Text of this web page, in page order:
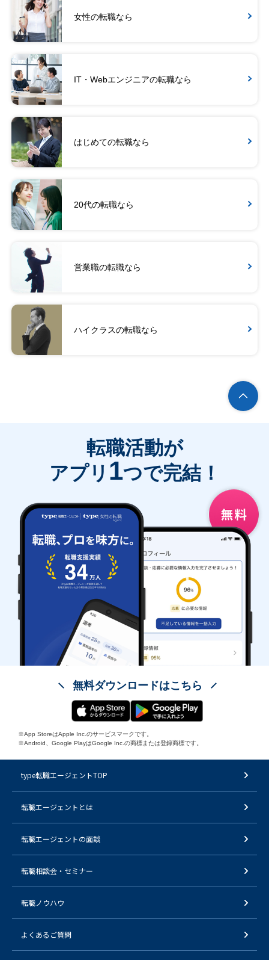
女性の転職なら
IT・Webエンジニアの転職なら
はじめての転職なら
20代の転職なら
営業職の転職なら
ハイクラスの転職なら
転職活動が
アプリ 1つで完結！
無料ダウンロードはこちら
※App StoreはApple Inc.のサービスマークです。
※Android、Google PlayはGoogle Inc.の商標または登録商標です。
type転職エージェントTOP
転職エージェントとは
転職エージェントの面談
転職相談会・セミナー
転職ノウハウ
よくあるご質問